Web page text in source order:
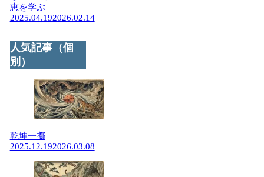
恵を学ぶ
2025.04.192026.02.14
人気記事（個
別）
乾坤一擲
2025.12.192026.03.08